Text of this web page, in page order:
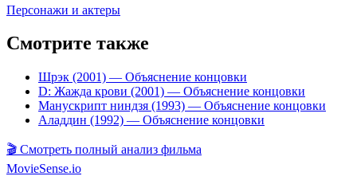
Персонажи и актеры
Смотрите также
Шрэк (2001) — Объяснение концовки
D: Жажда крови (2001) — Объяснение концовки
Манускрипт ниндзя (1993) — Объяснение концовки
Аладдин (1992) — Объяснение концовки
🎬 Смотреть полный анализ фильма
MovieSense.io